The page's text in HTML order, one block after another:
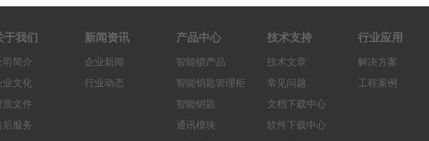
于我们
司简介
业文化
质文件
后服务
新闻资讯
企业新闻
行业动态
产品中心
智能锁产品
智能钥匙管理柜
智能钥匙
通讯模块
技术支持
技术文章
常见问题
文档下载中心
软件下载中心
行业应用
解决方案
工程案例